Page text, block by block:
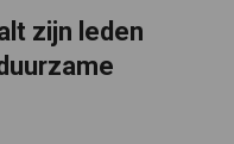
zijn leden